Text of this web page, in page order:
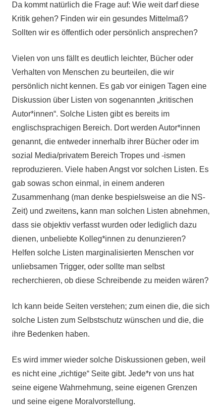
Da kommt natürlich die Frage auf: Wie weit darf diese
Kritik gehen? Finden wir ein gesundes Mittelmaß?
Sollten wir es öffentlich oder persönlich ansprechen?
Vielen von uns fällt es deutlich leichter, Bücher oder
Verhalten von Menschen zu beurteilen, die wir
persönlich nicht kennen. Es gab vor einigen Tagen eine
Diskussion über Listen von sogenannten „kritischen
Autor*innen“. Solche Listen gibt es bereits im
englischsprachigen Bereich. Dort werden Autor*innen
genannt, die entweder innerhalb ihrer Bücher oder im
sozial Media/privatem Bereich Tropes und -ismen
reproduzieren. Viele haben Angst vor solchen Listen. Es
gab sowas schon einmal, in einem anderen
Zusammenhang (man denke bespielsweise an die NS-
Zeit) und zweitens, kann man solchen Listen abnehmen,
dass sie objektiv verfasst wurden oder lediglich dazu
dienen, unbeliebte Kolleg*innen zu denunzieren?
Helfen solche Listen marginalisierten Menschen vor
unliebsamen Trigger, oder sollte man selbst
recherchieren, ob diese Schreibende zu meiden wären?
Ich kann beide Seiten verstehen; zum einen die, die sich
solche Listen zum Selbstschutz wünschen und die, die
ihre Bedenken haben.
Es wird immer wieder solche Diskussionen geben, weil
es nicht eine „richtige“ Seite gibt. Jede*r von uns hat
seine eigene Wahrnehmung, seine eigenen Grenzen
und seine eigene Moralvorstellung.